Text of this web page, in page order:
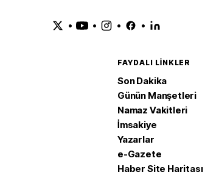
• • • •
FAYDALI LINKLER
Son Dakika
Günün Manşetleri
Namaz Vakitleri
İmsakiye
Yazarlar
e-Gazete
Haber Site Haritası